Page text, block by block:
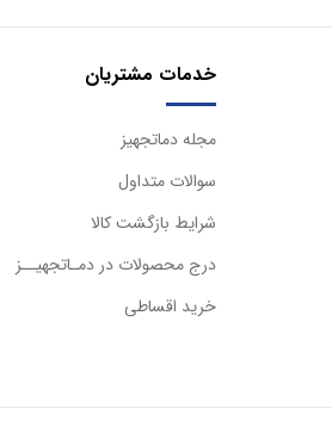
خدمات مشتریان
مجله دماتجهیز
سوالات متداول
شرایط بازگشت کالا
درج محصولات در دمـاتجهیــز
خرید اقساطی